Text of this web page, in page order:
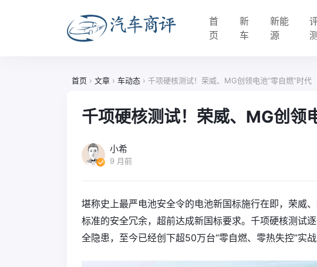
首
页
新
车
新能
源
测
首页 › 文章 › 车动态 › 千项硬核测试！荣威、MG创领电池“零自燃”时代
千项硬核测试！荣威、MG创领
小希
9 月前
堪称史上最严电池安全令的电池新国标施行在即，荣威
标准的安全冗余，超前达成新国标要求。千项硬核测试
全隐患，至今已经创下超50万台“零自燃、零热失控”实战